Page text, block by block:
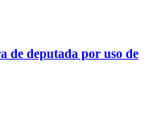
de deputada por uso de